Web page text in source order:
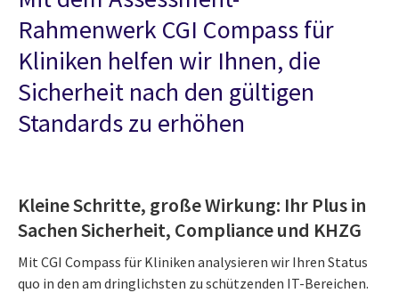
Rahmenwerk CGI Compass für
Kliniken helfen wir Ihnen, die
Sicherheit nach den gültigen
Standards zu erhöhen
Kleine Schritte, große Wirkung: Ihr Plus in
Sachen Sicherheit, Compliance und KHZG
Mit CGI Compass für Kliniken analysieren wir Ihren Status
quo in den am dringlichsten zu schützenden IT-Bereichen.